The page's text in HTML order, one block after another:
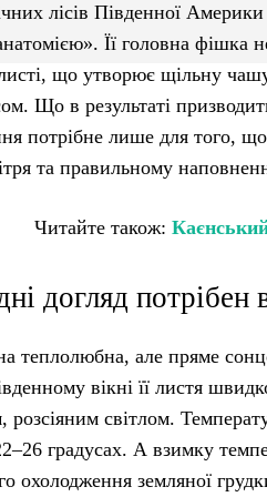
лісів Південної
Її головна фішка
що утворює щільну
Що в результаті
потрібне лише для того,
та правильному
Читайте також:
догляд потрібен
теплолюбна, але пряме
вікні її листя
розсіяним світлом.
градусах. А взимку
охолодження земляної